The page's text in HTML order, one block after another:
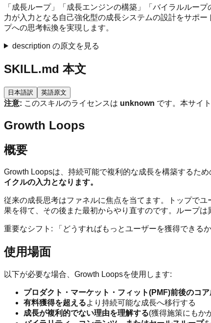
「成長ループ」「成長エンジンの構築」「バイラルルー
力が入力となる自己強化型の成長システムの設計をサポ
プへの思考転換を実現します。
description の原文を見る
SKILL.md 本文
日本語訳 英語原文
注意: このスキルのライセンスは unknown です。本サイ
Growth Loops
概要
Growth Loopsは、持続可能で複利的な成長を構築するた
イクルの入力となります。
従来の成長思考はファネルに焦点を当てます。トップで
果を得て、その後また最初からやり直すのです。ループ
重要なシフト: 「どうすればもっとユーザーを獲得できる
使用場面
以下が必要な場合、Growth Loopsを使用します:
プロダクト・マーケット・フィット(PMF)前後のコ
有料獲得を超えるより持続可能な成長へ移行する
成長が複利的でない理由を理解する(獲得施策にもか